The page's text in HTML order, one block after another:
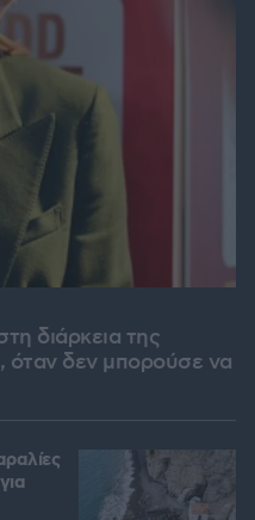
διάρκεια της
όταν δεν μπορούσε να